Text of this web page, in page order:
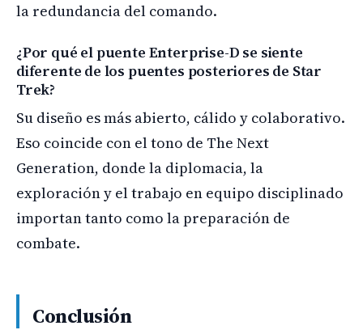
la redundancia del comando.
¿Por qué el puente Enterprise-D se siente
diferente de los puentes posteriores de Star
Trek?
Su diseño es más abierto, cálido y colaborativo.
Eso coincide con el tono de The Next
Generation, donde la diplomacia, la
exploración y el trabajo en equipo disciplinado
importan tanto como la preparación de
combate.
Conclusión